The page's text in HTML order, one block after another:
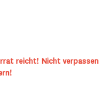
reicht! Nicht verpassen